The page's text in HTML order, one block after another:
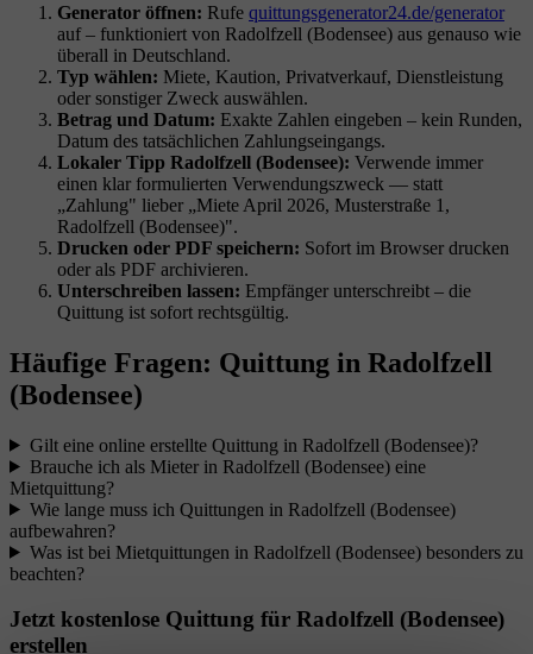
Generator öffnen: Rufe quittungsgenerator24.de/generator
auf – funktioniert von Radolfzell (Bodensee) aus genauso wie
überall in Deutschland.
Typ wählen: Miete, Kaution, Privatverkauf, Dienstleistung
oder sonstiger Zweck auswählen.
Betrag und Datum: Exakte Zahlen eingeben – kein Runden,
Datum des tatsächlichen Zahlungseingangs.
Lokaler Tipp Radolfzell (Bodensee): Verwende immer
einen klar formulierten Verwendungszweck — statt
„Zahlung" lieber „Miete April 2026, Musterstraße 1,
Radolfzell (Bodensee)".
Drucken oder PDF speichern: Sofort im Browser drucken
oder als PDF archivieren.
Unterschreiben lassen: Empfänger unterschreibt – die
Quittung ist sofort rechtsgültig.
Häufige Fragen: Quittung in Radolfzell
(Bodensee)
Gilt eine online erstellte Quittung in Radolfzell (Bodensee)?
Brauche ich als Mieter in Radolfzell (Bodensee) eine
Mietquittung?
Wie lange muss ich Quittungen in Radolfzell (Bodensee)
aufbewahren?
Was ist bei Mietquittungen in Radolfzell (Bodensee) besonders zu
beachten?
Jetzt kostenlose Quittung für Radolfzell (Bodensee)
erstellen